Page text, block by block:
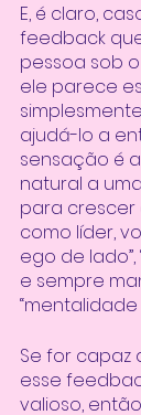
E, é claro,
feedback
pessoa sob
ele parece
ajudá-lo a
sensação é
natural a
para crescer
como líder,
ego de
e sempre
Se for
esse
valioso,